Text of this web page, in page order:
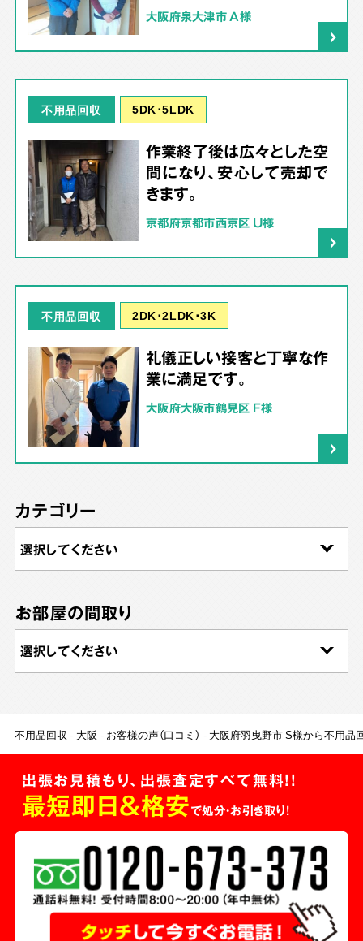
大阪府泉大津市 A様
不用品回収 5DK･5LDK
作業終了後は広々とした空
間になり、安心して売却で
きます。
京都府京都市西京区 U様
不用品回収 2DK･2LDK･3K
礼儀正しい接客と丁寧な作
業に満足です。
大阪府大阪市鶴見区 F様
カテゴリー
お部屋の間取り
不用品回収 大阪 お客様の声（口コミ） 大阪府羽曳野市 S様から不用品
出張お見積もり、出張査定すべて無料!!
最短即日＆格安で処分・お引き取り！